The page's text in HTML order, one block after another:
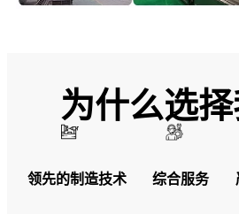
为什么选择
领先的制造技术 综合服务